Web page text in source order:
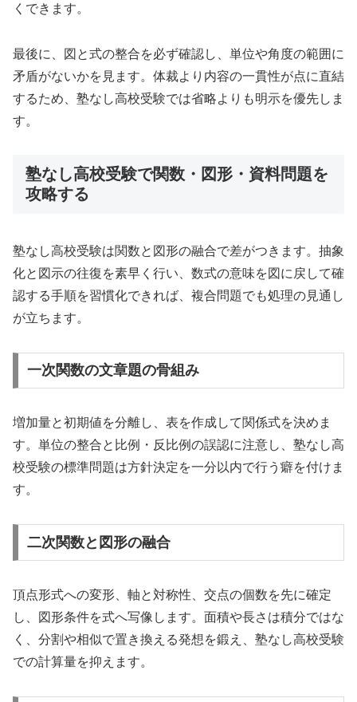
くできます。
最後に、図と式の整合を必ず確認し、単位や角度の範囲に
矛盾がないかを見ます。体裁より内容の一貫性が点に直結
するため、塾なし高校受験では省略よりも明示を優先しま
す。
塾なし高校受験で関数・図形・資料問題を
攻略する
塾なし高校受験は関数と図形の融合で差がつきます。抽象
化と図示の往復を素早く行い、数式の意味を図に戻して確
認する手順を習慣化できれば、複合問題でも処理の見通し
が立ちます。
一次関数の文章題の骨組み
増加量と初期値を分離し、表を作成して関係式を決めま
す。単位の整合と比例・反比例の誤認に注意し、塾なし高
校受験の標準問題は方針決定を一分以内で行う癖を付けま
す。
二次関数と図形の融合
頂点形式への変形、軸と対称性、交点の個数を先に確定
し、図形条件を式へ写像します。面積や長さは積分ではな
く、分割や相似で置き換える発想を鍛え、塾なし高校受験
での計算量を抑えます。